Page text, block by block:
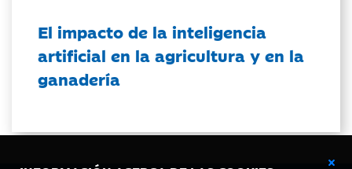
El impacto de la inteligencia
artificial en la agricultura y en la
ganadería